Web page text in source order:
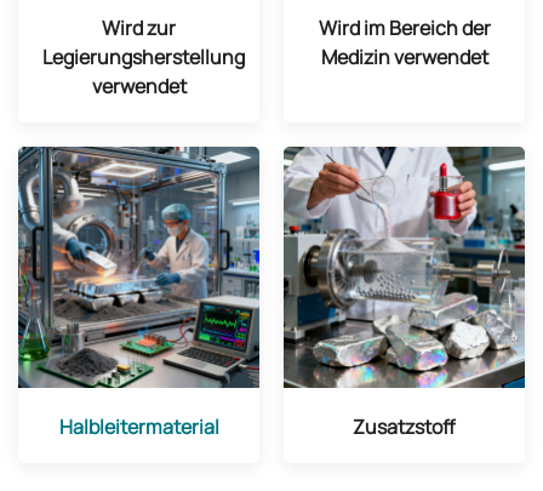
Wird zur
Legierungsherstellung
verwendet
Wird im Bereich der
Medizin verwendet
Halbleitermaterial Zusatzstoff